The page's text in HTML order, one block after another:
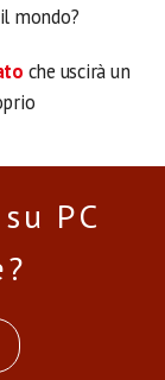
mondo?
che uscirà un
PC